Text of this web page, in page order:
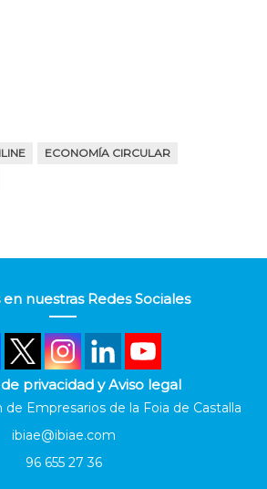
ECONOMÍA CIRCULAR
nuestras Redes Sociales
privacidad y Aviso legal
de Empresarios de la Foia de Castalla
ibiae@ibiae.com
96 655 27 36